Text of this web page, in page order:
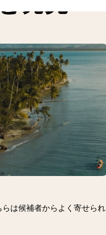
発見
は候補者からよく寄せられ